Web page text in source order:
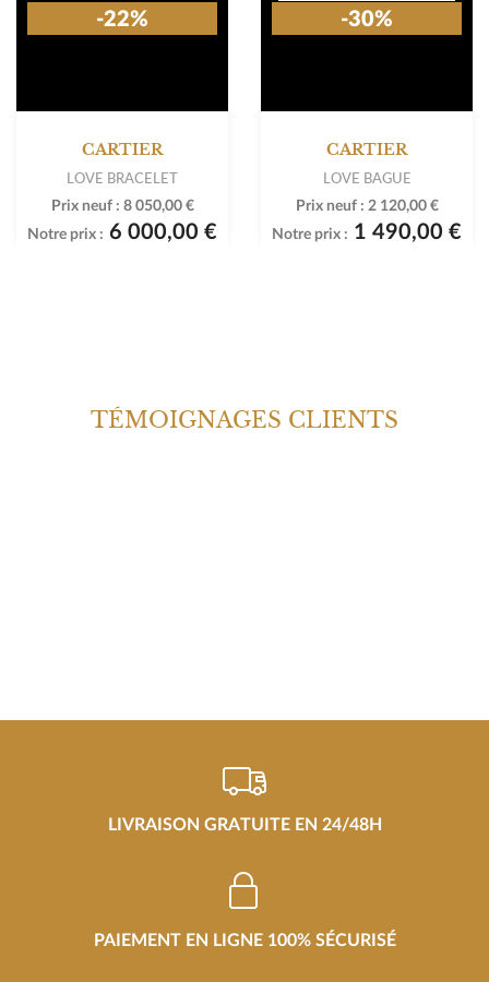
CARTIER
LOVE BRACELET
Prix neuf : 8 050,00 €
Notre prix : 6 000,00 €
-22%
CARTIER
LOVE BAGUE
Prix neuf : 2 120,00 €
Notre prix : 1 490,00 €
-30%
TÉMOIGNAGES CLIENTS
LIVRAISON GRATUITE EN 24/48H
PAIEMENT EN LIGNE 100% SÉCURISÉ